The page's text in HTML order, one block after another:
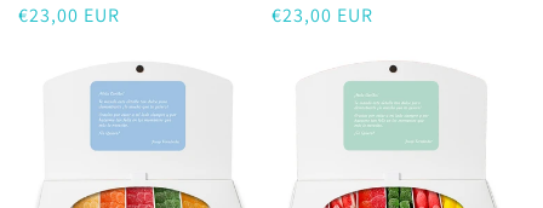
Precio
€23,00 EUR
Precio
€23,00 EUR